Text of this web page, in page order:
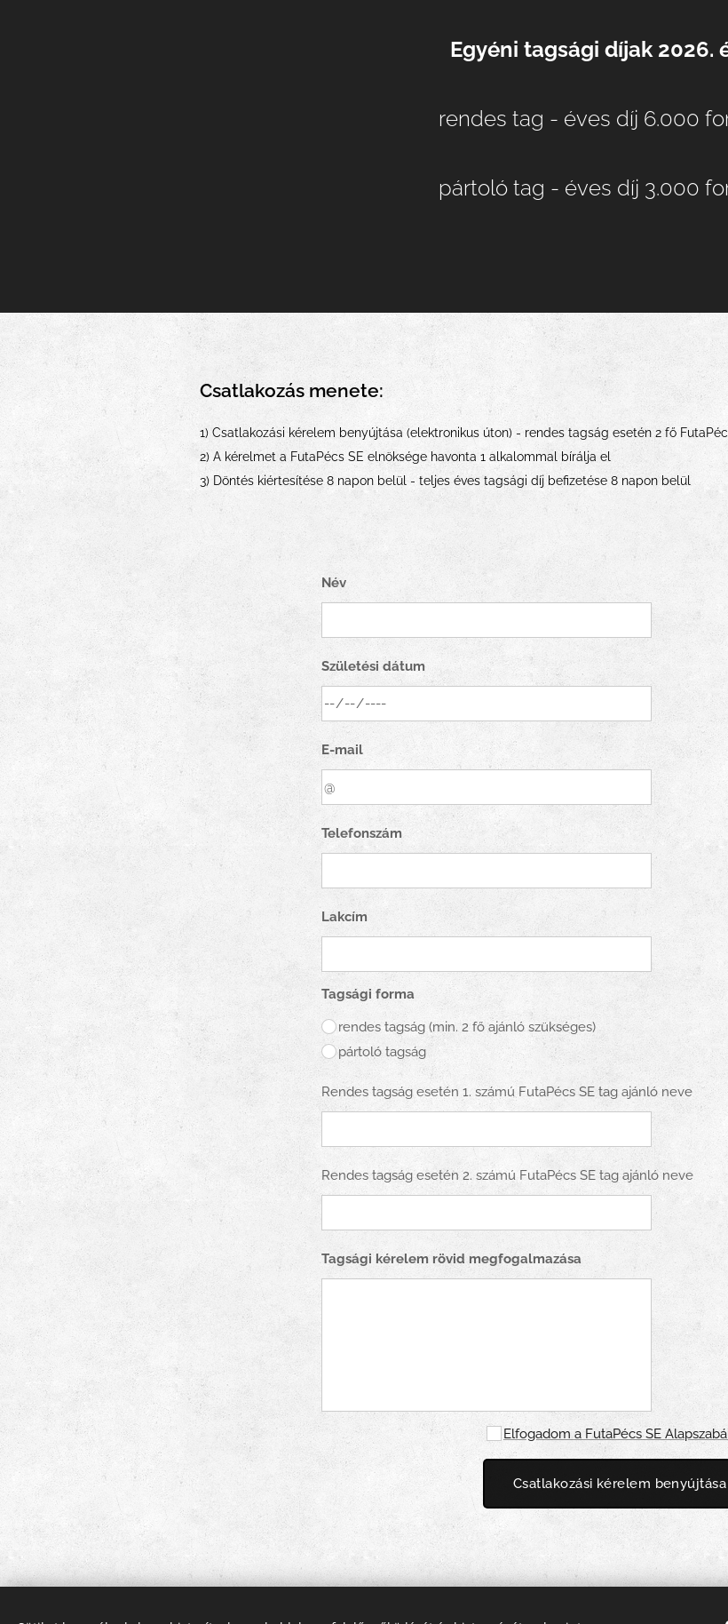
Egyéni tagsági díjak 2026.
rendes tag - éves díj 6.000
pártoló tag - éves díj 3.000
Csatlakozás menete:
1) Csatlakozási kérelem benyújtása (elektronikus úton) - rendes tagság esetén 2 fő
2) A kérelmet a FutaPécs SE elnöksége havonta 1 alkalommal bírálja el
3) Döntés kiértesítése 8 napon belül - teljes éves tagsági díj befizetése 8 napon belül
Név
Születési dátum
E-mail
Telefonszám
Lakcím
Tagsági forma
rendes tagság (min. 2 fő ajánló szükséges)
pártoló tagság
Rendes tagság esetén 1. számú FutaPécs SE tag ajánló neve
Rendes tagság esetén 2. számú FutaPécs SE tag ajánló neve
Tagsági kérelem rövid megfogalmazása
Elfogadom a FutaPécs SE
Csatlakozási kérelem benyújtása